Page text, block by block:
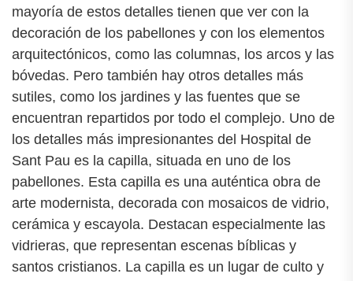
mayoría de estos detalles tienen que ver con la
decoración de los pabellones y con los elementos
arquitectónicos, como las columnas, los arcos y las
bóvedas. Pero también hay otros detalles más
sutiles, como los jardines y las fuentes que se
encuentran repartidos por todo el complejo. Uno de
los detalles más impresionantes del Hospital de
Sant Pau es la capilla, situada en uno de los
pabellones. Esta capilla es una auténtica obra de
arte modernista, decorada con mosaicos de vidrio,
cerámica y escayola. Destacan especialmente las
vidrieras, que representan escenas bíblicas y
santos cristianos. La capilla es un lugar de culto y